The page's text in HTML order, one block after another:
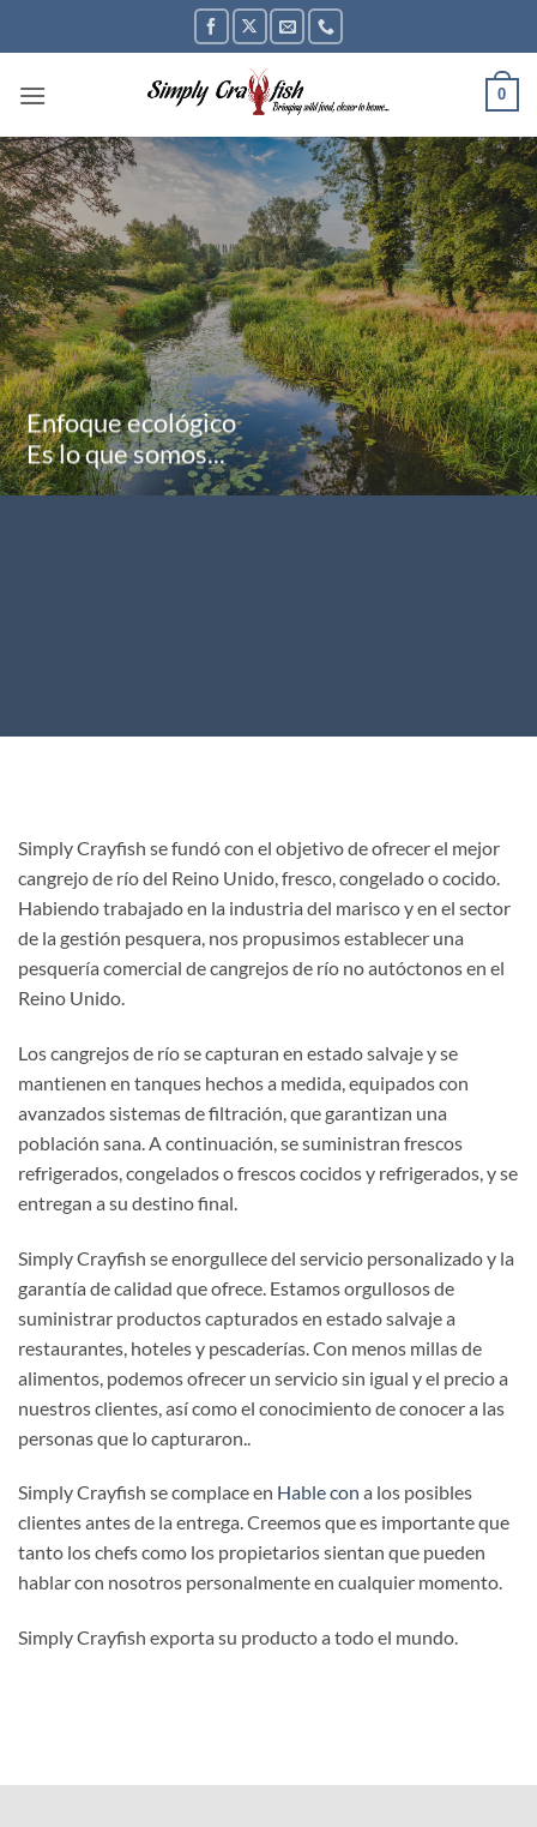
0
Enfoque ecológico
Es lo que somos...
Simply Crayfish se fundó con el objetivo de ofrecer el mejor
cangrejo de río del Reino Unido, fresco, congelado o cocido.
Habiendo trabajado en la industria del marisco y en el sector
de la gestión pesquera, nos propusimos establecer una
pesquería comercial de cangrejos de río no autóctonos en el
Reino Unido.
Los cangrejos de río se capturan en estado salvaje y se
mantienen en tanques hechos a medida, equipados con
avanzados sistemas de filtración, que garantizan una
población sana. A continuación, se suministran frescos
refrigerados, congelados o frescos cocidos y refrigerados, y se
entregan a su destino final.
Simply Crayfish se enorgullece del servicio personalizado y la
garantía de calidad que ofrece. Estamos orgullosos de
suministrar productos capturados en estado salvaje a
restaurantes, hoteles y pescaderías. Con menos millas de
alimentos, podemos ofrecer un servicio sin igual y el precio a
nuestros clientes, así como el conocimiento de conocer a las
personas que lo capturaron..
Simply Crayfish se complace en Hable con a los posibles
clientes antes de la entrega. Creemos que es importante que
tanto los chefs como los propietarios sientan que pueden
hablar con nosotros personalmente en cualquier momento.
Simply Crayfish exporta su producto a todo el mundo.